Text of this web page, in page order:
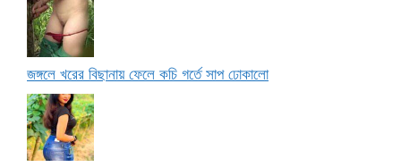
জঙ্গলে খরের বিছানায় ফেলে কচি গর্তে সাপ ঢোকালো